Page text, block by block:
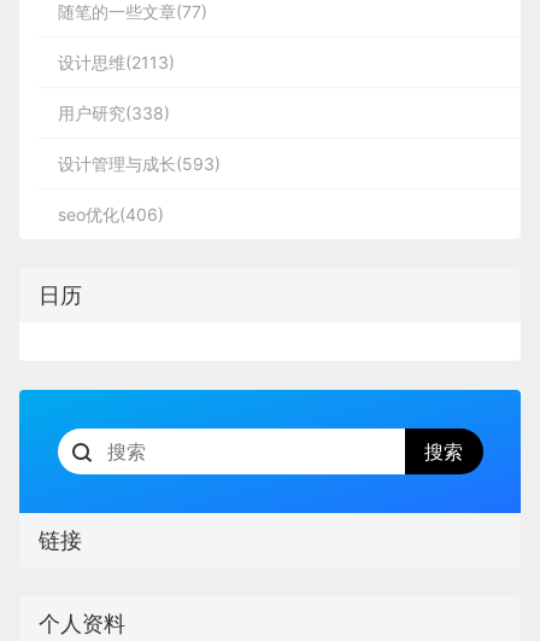
随笔的一些文章(77)
设计思维(2113)
用户研究(338)
设计管理与成长(593)
seo优化(406)
日历
链接
个人资料